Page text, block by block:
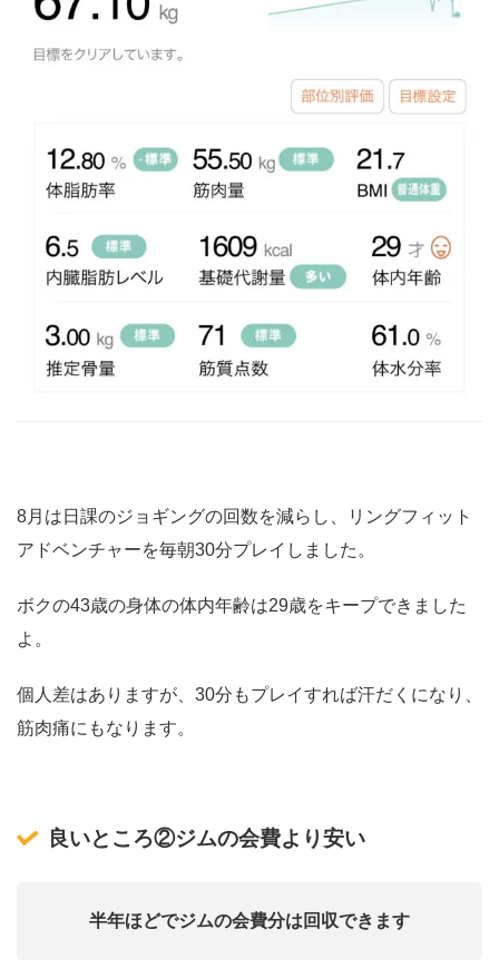
8月は日課のジョギングの回数を減らし、リングフィット
アドベンチャーを毎朝30分プレイしました。
ボクの43歳の身体の体内年齢は29歳をキープできました
よ。
個人差はありますが、30分もプレイすれば汗だくになり、
筋肉痛にもなります。
良いところ②ジムの会費より安い
半年ほどでジムの会費分は回収できます